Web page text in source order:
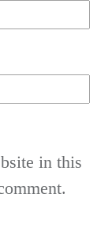
in this